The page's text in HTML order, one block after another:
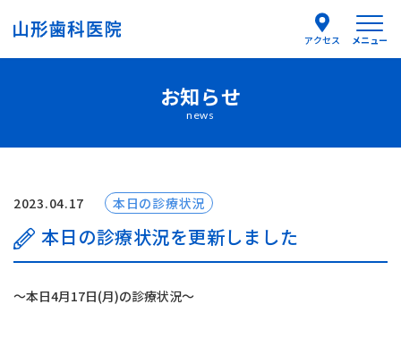
アクセス メニュー
医師紹介
はじめての方へ
診療案内
よくあるご質問
お知らせ
news
2023.04.17 本日の診療状況
本日の診療状況を更新しました
〜本日4月17日(月)の診療状況〜